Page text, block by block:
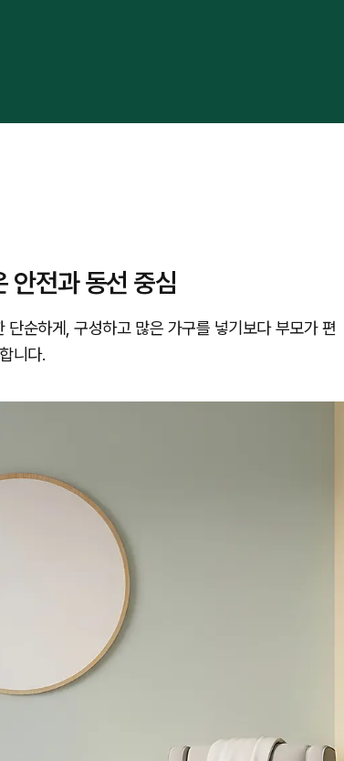
안전과 동선 중심
순하게, 구성하고 많은 가구를 넣기보다 부모가 편
니다.